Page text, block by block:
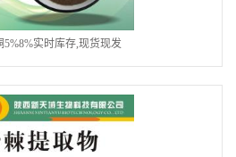
5%8%实时库存,现货现发